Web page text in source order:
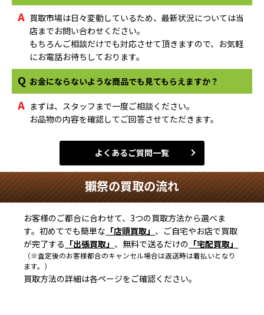
A 買取市場は日々変動しているため、最新状況については当
店までお問い合わせください。
もちろんご相談だけでも対応させて頂きますので、お気軽
にお電話お待ちしております。
Q お金にならないような商品でも見てもらえますか？
A まずは、スタッフまで一度ご相談ください。
お品物の内容を確認してご回答させてただきます。
よくあるご質問一覧
獺祭の買取の流れ
お客様のご都合に合わせて、3つの買取方法から選べま
す。初めてでも簡単な 「店頭買取」 、ご自宅やお店で買取
が完了する 「出張買取」 、無料で送るだけの 「宅配買取」
（※査定後のお客様都合のキャンセル場合は返送時は着払いとなり
ます。）
買取方法の詳細は各ページをご確認ください。